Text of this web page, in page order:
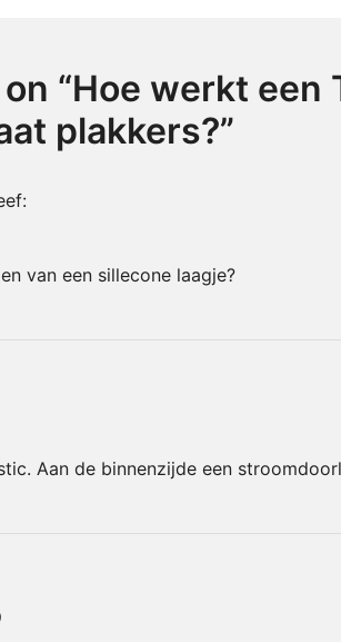
“Hoe werkt een
plakkers?”
van een sillecone laagje?
Aan de binnenzijde een